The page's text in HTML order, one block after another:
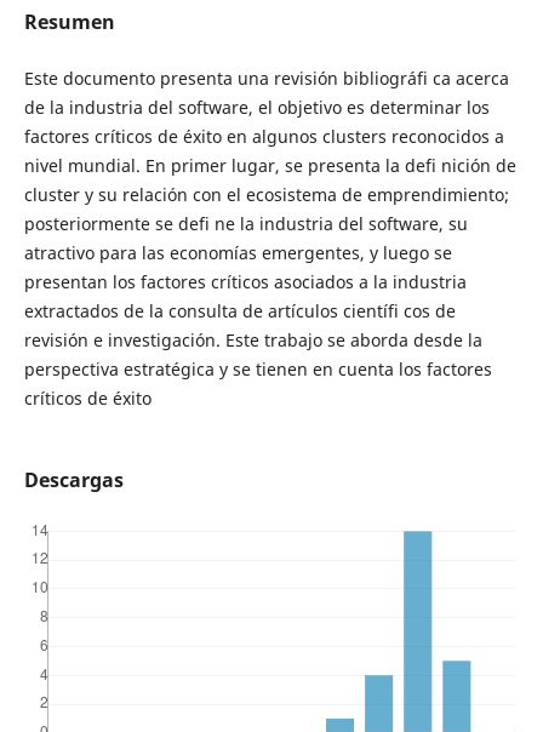
Resumen
Este documento presenta una revisión bibliográfi ca acerca
de la industria del software, el objetivo es determinar los
factores críticos de éxito en algunos clusters reconocidos a
nivel mundial. En primer lugar, se presenta la defi nición de
cluster y su relación con el ecosistema de emprendimiento;
posteriormente se defi ne la industria del software, su
atractivo para las economías emergentes, y luego se
presentan los factores críticos asociados a la industria
extractados de la consulta de artículos científi cos de
revisión e investigación. Este trabajo se aborda desde la
perspectiva estratégica y se tienen en cuenta los factores
críticos de éxito
Descargas